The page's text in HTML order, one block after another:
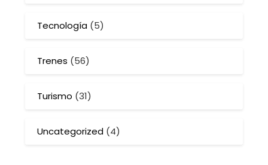
Tecnología (5)
Trenes (56)
Turismo (31)
Uncategorized (4)